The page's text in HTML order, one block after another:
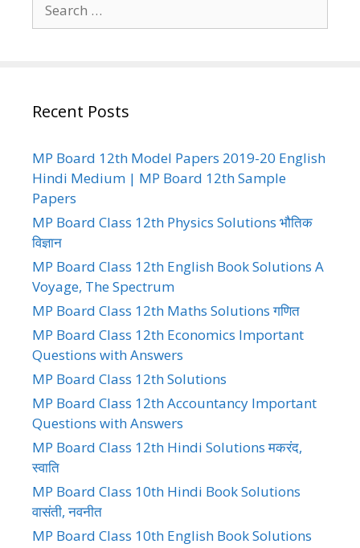
for:
Recent Posts
MP Board 12th Model Papers 2019-20 English
Hindi Medium | MP Board 12th Sample
Papers
MP Board Class 12th Physics Solutions भौतिक
विज्ञान
MP Board Class 12th English Book Solutions A
Voyage, The Spectrum
MP Board Class 12th Maths Solutions गणित
MP Board Class 12th Economics Important
Questions with Answers
MP Board Class 12th Solutions
MP Board Class 12th Accountancy Important
Questions with Answers
MP Board Class 12th Hindi Solutions मकरंद,
स्वाति
MP Board Class 10th Hindi Book Solutions
वासंती, नवनीत
MP Board Class 10th English Book Solutions